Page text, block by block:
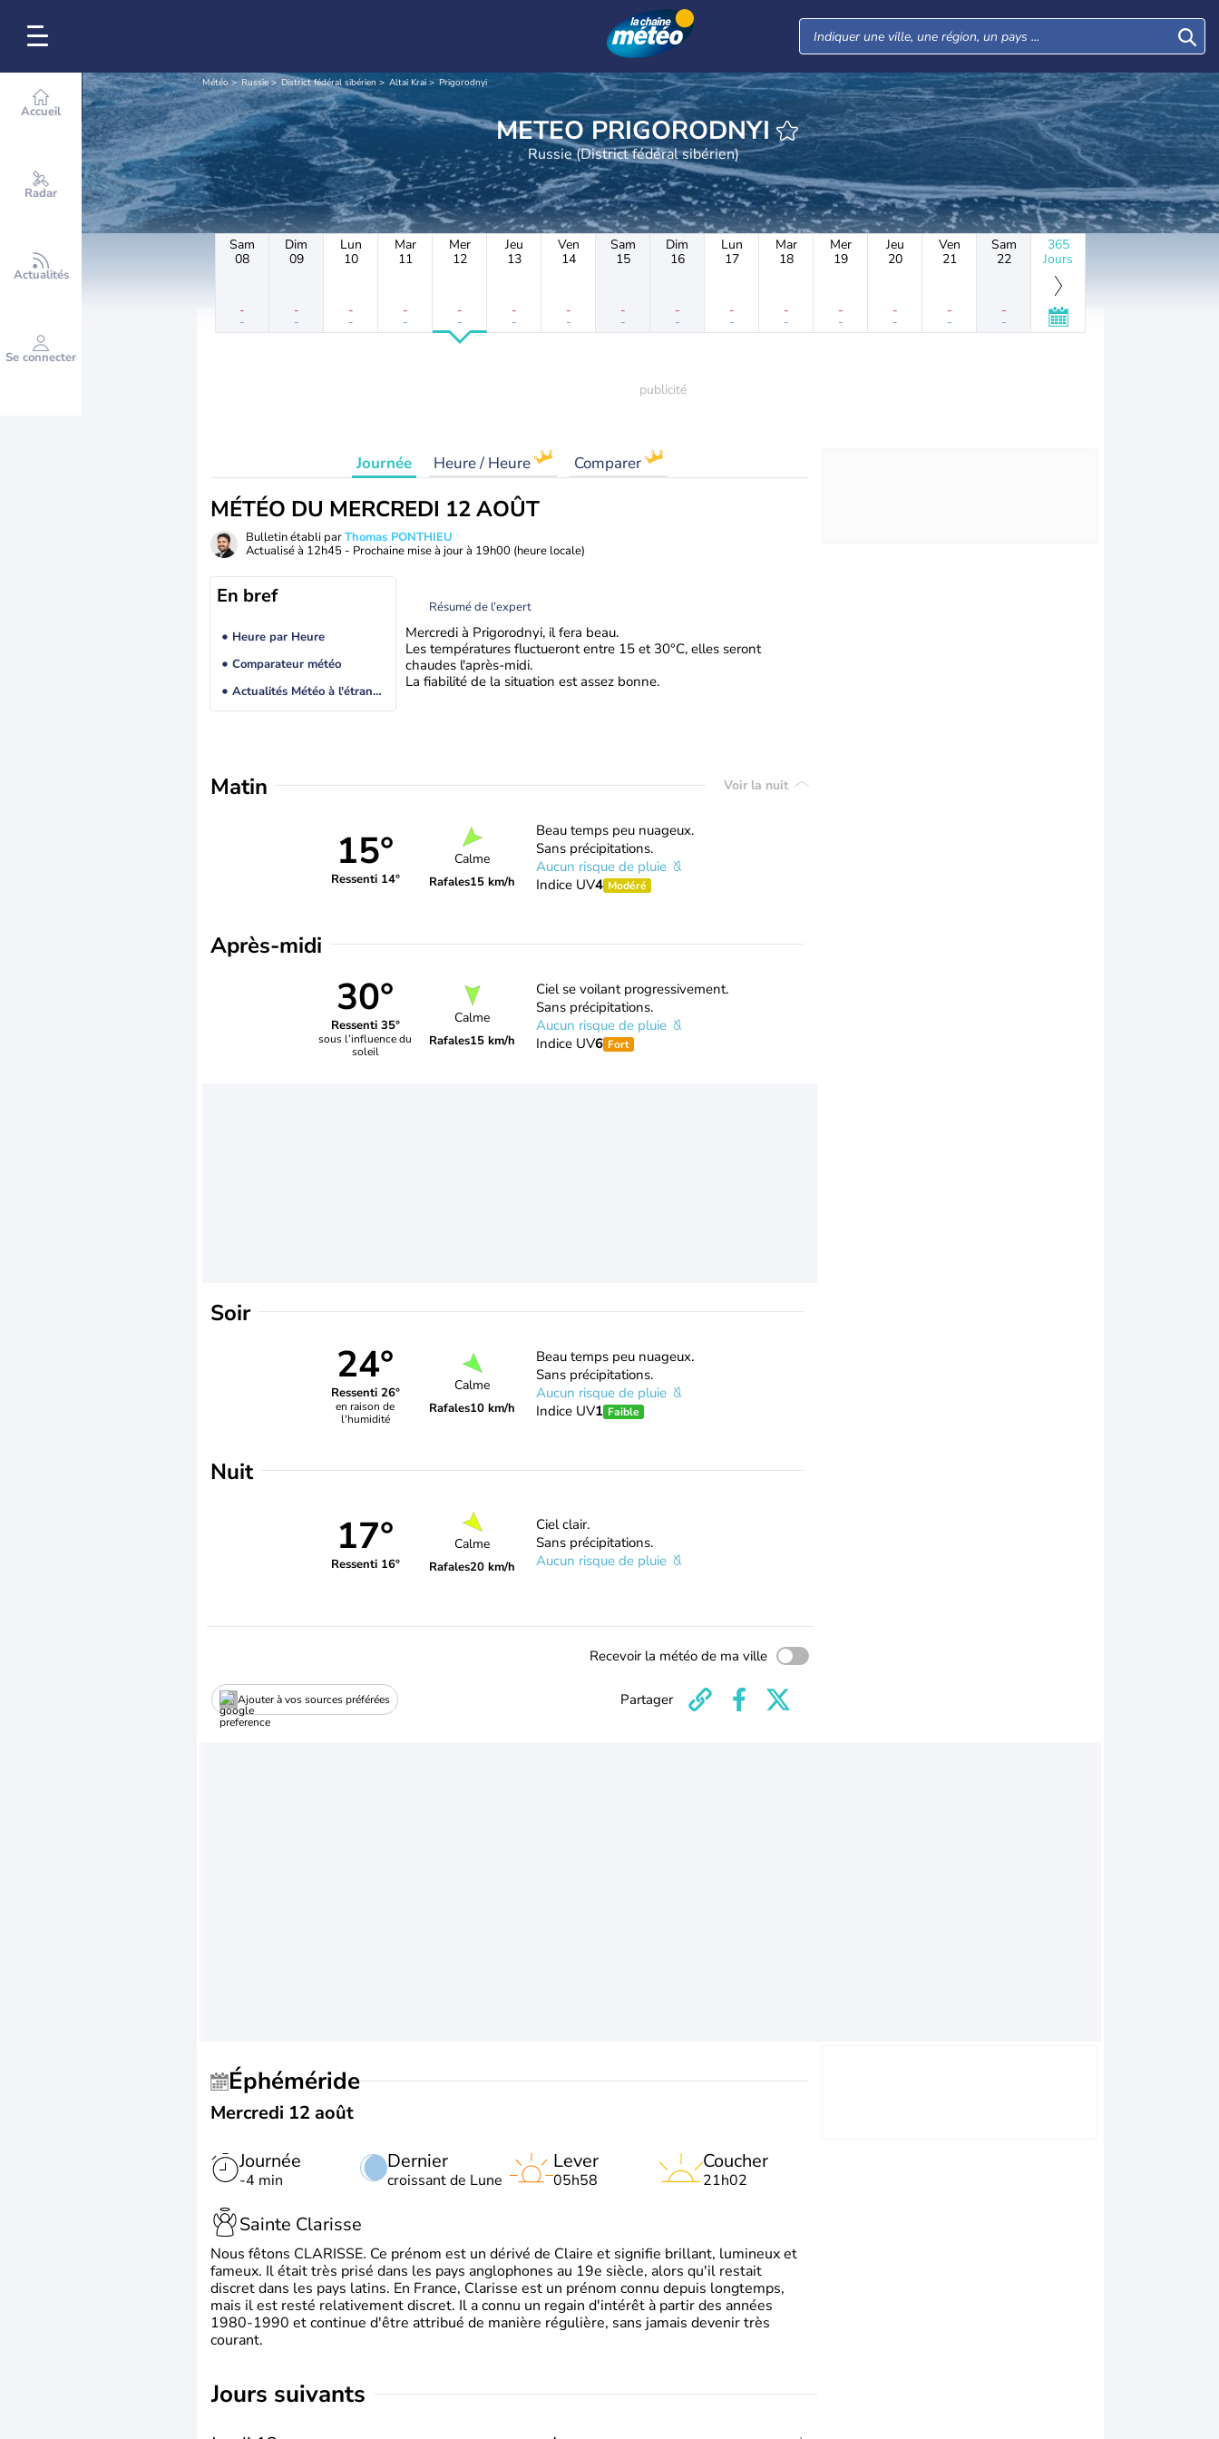
Accueil
Radar
Actualités
Se connecter
Météo Russie District fédéral sibérien Altai Krai Prigorodnyi
METEO PRIGORODNYI
Russie (District fédéral sibérien)
Sam
08
-
-
Dim
09
-
-
Lun
10
-
-
Mar
11
-
-
Mer
12
-
-
Jeu
13
-
-
Ven
14
-
-
Sam
15
-
-
Dim
16
-
-
Lun
17
-
-
Mar
18
-
-
Mer
19
-
-
Jeu
20
-
-
Ven
21
-
-
Sam
22
-
-
365
Jours
Journée Heure / Heure Comparer
MÉTÉO DU MERCREDI 12 AOÛT
Bulletin établi parThomas PONTHIEU
Actualisé à 12h45 - Prochaine mise à jour à 19h00 (heure locale)
En bref
Heure par Heure
Comparateur météo
Actualités Météo à l'étranger
Résumé de l’expert
Mercredi à Prigorodnyi, il fera beau.
Les températures fluctueront entre 15 et 30°C, elles seront
chaudes l'après-midi.
La fiabilité de la situation est assez bonne.
Matin Voir la nuit
15°
Ressenti 14°
Calme
Rafales15 km/h
Beau temps peu nuageux.
Sans précipitations.
Aucun risque de pluie
Indice UV4 Modéré
Après-midi
30°
Ressenti 35°
sous l’influence du
soleil
Calme
Rafales15 km/h
Ciel se voilant progressivement.
Sans précipitations.
Aucun risque de pluie
Indice UV6 Fort
Soir
24°
Ressenti 26°
en raison de
l'humidité
Calme
Rafales10 km/h
Beau temps peu nuageux.
Sans précipitations.
Aucun risque de pluie
Indice UV1 Faible
Nuit
17°
Ressenti 16°
Calme
Rafales20 km/h
Ciel clair.
Sans précipitations.
Aucun risque de pluie
Recevoir la météo de ma ville
Ajouter à vos sources préférées Partager
Éphéméride
Mercredi 12 août
Journée
-4 min
Dernier
croissant de Lune
Lever
05h58
Coucher
21h02
Sainte Clarisse
Nous fêtons CLARISSE. Ce prénom est un dérivé de Claire et signifie brillant, lumineux et
fameux. Il était très prisé dans les pays anglophones au 19e siècle, alors qu'il restait
discret dans les pays latins. En France, Clarisse est un prénom connu depuis longtemps,
mais il est resté relativement discret. Il a connu un regain d'intérêt à partir des années
1980-1990 et continue d'être attribué de manière régulière, sans jamais devenir très
courant.
jours suivants